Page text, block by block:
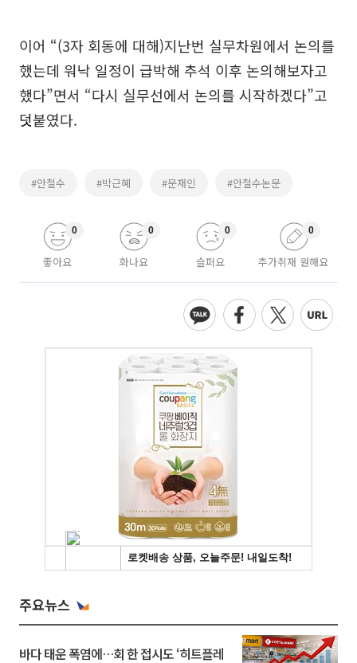
이어 “(3자 회동에 대해)지난번 실무차원에서 논의를
했는데 워낙 일정이 급박해 추석 이후 논의해보자고
했다”면서 “다시 실무선에서 논의를 시작하겠다”고
덧붙였다.
#안철수 #박근혜 #문재인 #안철수논문
좋아요
0
화나요
0
슬퍼요
0
추가취재 원해요
0
주요뉴스
바다 태운 폭염에…회 한 접시도 ‘히트플레